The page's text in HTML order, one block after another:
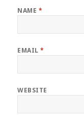
NAME *
EMAIL*
WEBSITE